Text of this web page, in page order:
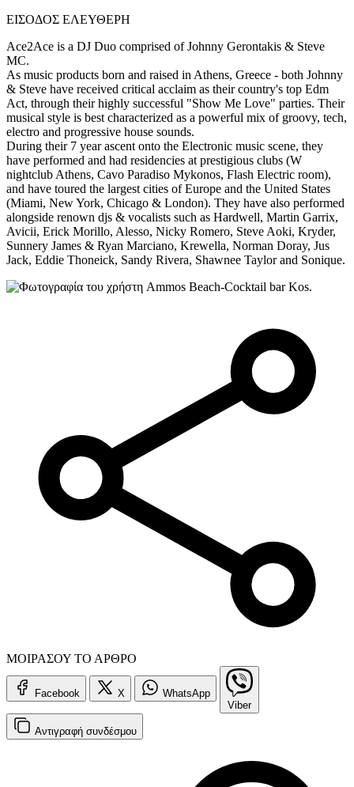
ΕΙΣΟΔΟΣ ΕΛΕΥΘΕΡΗ
Ace2Ace is a DJ Duo comprised of Johnny Gerontakis & Steve
MC.
As music products born and raised in Athens, Greece - both Johnny
& Steve have received critical acclaim as their country's top Edm
Act, through their highly successful "Show Me Love" parties. Their
musical style is best characterized as a powerful mix of groovy, tech,
electro and progressive house sounds.
During their 7 year ascent onto the Electronic music scene, they
have performed and had residencies at prestigious clubs (W
nightclub Athens, Cavo Paradiso Mykonos, Flash Electric room),
and have toured the largest cities of Europe and the United States
(Miami, New York, Chicago & London). They have also performed
alongside renown djs & vocalists such as Hardwell, Martin Garrix,
Avicii, Erick Morillo, Alesso, Nicky Romero, Steve Aoki, Kryder,
Sunnery James & Ryan Marciano, Krewella, Norman Doray, Jus
Jack, Eddie Thoneick, Sandy Rivera, Shawnee Taylor and Sonique.
ΜΟΙΡΑΣΟΥ ΤΟ ΑΡΘΡΟ
Facebook X
WhatsApp
Viber
Αντιγραφή συνδέσμου